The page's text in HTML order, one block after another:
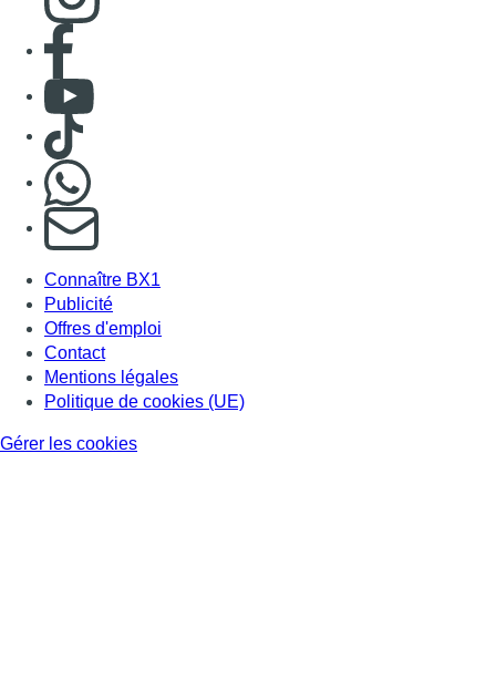
Consulter page Facebook
Consulter Youtube
Consulter TikTok
S'abonner à notre newsletter
Connaître BX1
Publicité
Offres d'emploi
Contact
Mentions légales
Politique de cookies (UE)
Gérer les cookies